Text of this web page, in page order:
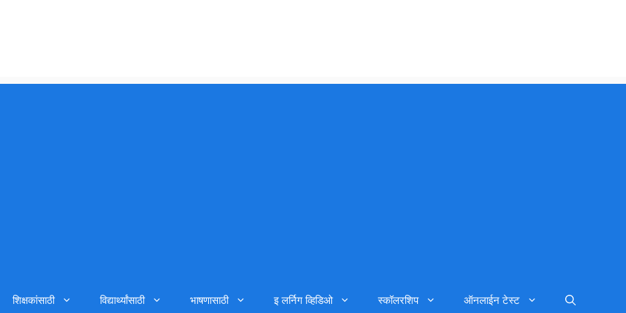
शिक्षकांसाठी विद्यार्थ्यांसाठी भाषणासाठी इ लर्निग व्हिडिओ स्कॉलरशिप ऑनलाईन टेस्ट